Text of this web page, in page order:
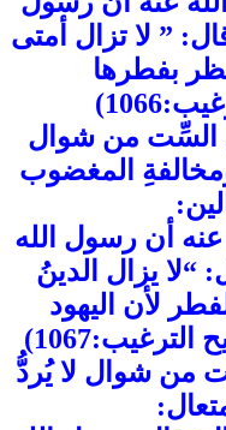
” لا تزال أمتى
بفطرها
فى السِّت من شوال
المغضوب
أن رسول الله
“لا يزال الدينُ
لأن اليهود
من شوال لا يُردُّ